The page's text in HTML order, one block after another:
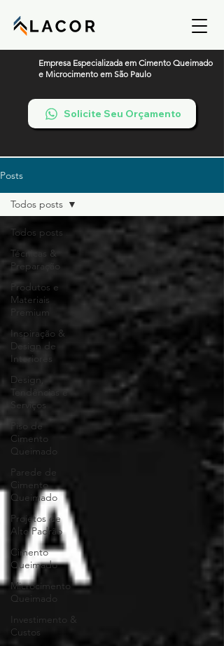
Empresa Especializada em Cimento Queimado
e Microcimento em São Paulo
Solicite Seu Orçamento
Posts
Todos posts
Técnicas &
Preparação
Produtos e
Materiais
Premium
Inspiração &
Design de
Interiores
Design,
Tendências e
Serviços
Piso de
Cimento
Queimado
Parede de
Cimento
Queimado
Projetos de
Alto Padrão
Cimento
Queimado
Microcimento
Queimado
Investimento &
Custos
Todos posts